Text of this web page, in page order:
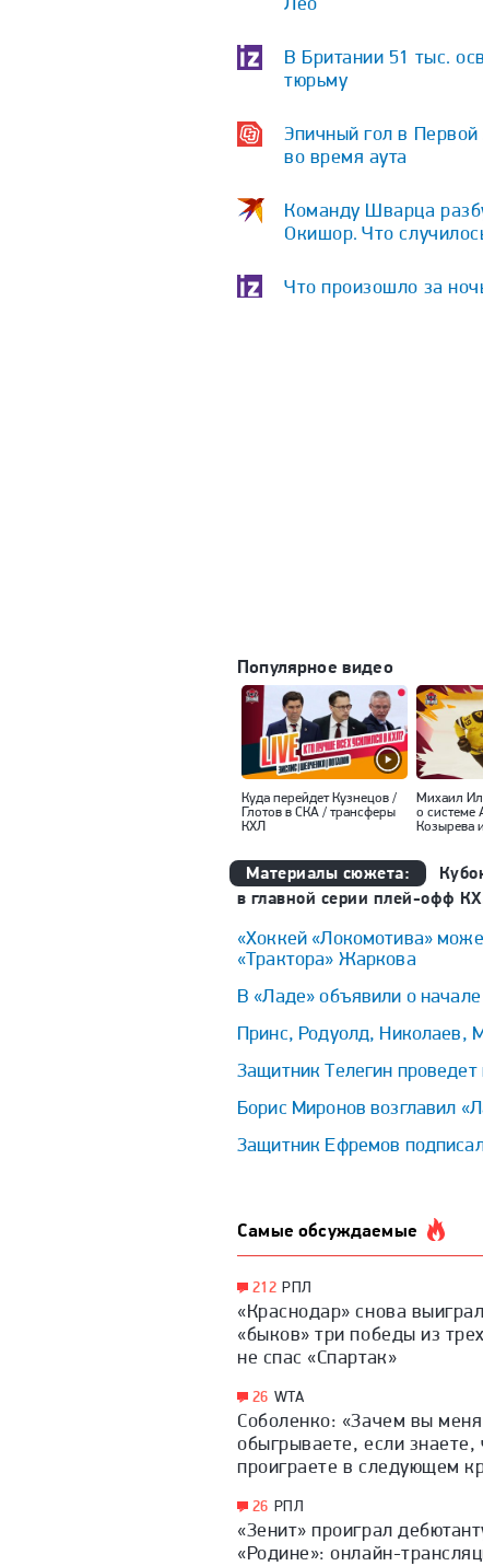
В Британии 51 тыс.
тюрьму
Эпичный гол в Первой
во время аута
Команду Шварца
Окишор. Что
Что произошло за
Популярное видео
Куда перейдет Кузнецов /
Глотов в СКА / трансферы
КХЛ
Михаил
о системе
Козырева
Материалы сюжета:
в главной серии плей-офф
«Хоккей «Локомотива»
«Трактора» Жаркова
В «Ладе» объявили о
Принс, Родуолд, Николаев,
Защитник Телегин
Борис Миронов возглавил
Защитник Ефремов
Самые обсуждаемые
212 РПЛ
«Краснодар» снова
«быков» три победы из
не спас «Спартак»
26 WTA
Соболенко: «Зачем вы меня
обыгрываете, если знаете,
проиграете в следующем
26 РПЛ
«Зенит» проиграл
«Родине»: онлайн-